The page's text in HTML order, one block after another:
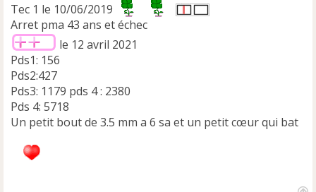
Tec 1 le 10/06/2019
Arret pma 43 ans et échec
le 12 avril 2021
Pds1: 156
Pds2:427
Pds3: 1179 pds 4 : 2380
Pds 4: 5718
Un petit bout de 3.5 mm a 6 sa et un petit cœur qui bat